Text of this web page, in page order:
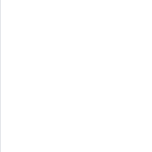
gibt. Nähere
Heiztechnologie auf das nächste